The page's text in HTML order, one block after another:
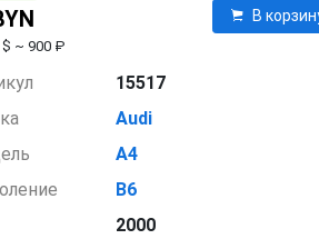
~ 900 ₽
В
15517
Audi
A4
B6
2000